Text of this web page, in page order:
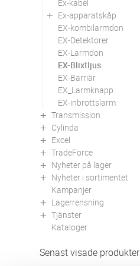
Ex-kabel
Ex-apparatskåp
EX-kombilarmdon
EX-Detektorer
EX-Larmdon
EX-Blixtljus
EX-Barriär
EX_Larmknapp
EX-inbrottslarm
Transmission
Cylinda
Excel
TradeForce
Nyheter på lager
Nyheter i sortimentet
Kampanjer
Lagerrensning
Tjänster
Kataloger
Senast visade produkter